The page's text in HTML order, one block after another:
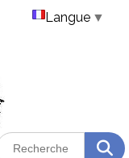
Langue ▼